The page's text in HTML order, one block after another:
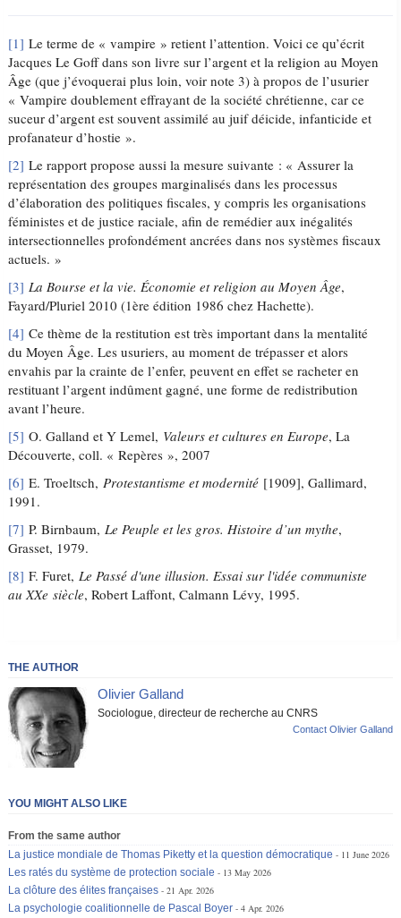
[1] Le terme de « vampire » retient l’attention. Voici ce qu’écrit
Jacques Le Goff dans son livre sur l’argent et la religion au Moyen
Âge (que j’évoquerai plus loin, voir note 3) à propos de l’usurier
« Vampire doublement effrayant de la société chrétienne, car ce
suceur d’argent est souvent assimilé au juif déicide, infanticide et
profanateur d’hostie ».
[2] Le rapport propose aussi la mesure suivante : « Assurer la
représentation des groupes marginalisés dans les processus
d’élaboration des politiques fiscales, y compris les organisations
féministes et de justice raciale, afin de remédier aux inégalités
intersectionnelles profondément ancrées dans nos systèmes fiscaux
actuels. »
[3] La Bourse et la vie. Économie et religion au Moyen Âge,
Fayard/Pluriel 2010 (1ère édition 1986 chez Hachette).
[4] Ce thème de la restitution est très important dans la mentalité
du Moyen Âge. Les usuriers, au moment de trépasser et alors
envahis par la crainte de l’enfer, peuvent en effet se racheter en
restituant l’argent indûment gagné, une forme de redistribution
avant l’heure.
[5] O. Galland et Y Lemel, Valeurs et cultures en Europe, La
Découverte, coll. « Repères », 2007
[6] E. Troeltsch, Protestantisme et modernité [1909], Gallimard,
1991.
[7] P. Birnbaum, Le Peuple et les gros. Histoire d’un mythe,
Grasset, 1979.
[8] F. Furet, Le Passé d'une illusion. Essai sur l'idée communiste
au XXe siècle, Robert Laffont, Calmann Lévy, 1995.
THE AUTHOR
Olivier Galland
Sociologue, directeur de recherche au CNRS
Contact Olivier Galland
YOU MIGHT ALSO LIKE
From the same author
La justice mondiale de Thomas Piketty et la question démocratique
11 June 2026
Les ratés du système de protection sociale
13 May 2026
La clôture des élites françaises
21 Apr. 2026
La psychologie coalitionnelle de Pascal Boyer
4 Apr. 2026